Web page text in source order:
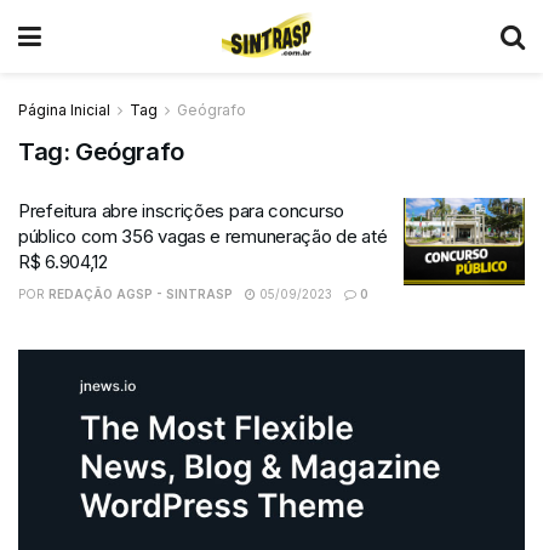
Página Inicial Tag Geógrafo
Tag: Geógrafo
Prefeitura abre inscrições para concurso
público com 356 vagas e remuneração de até
R$ 6.904,12
POR REDAÇÃO AGSP - SINTRASP 05/09/2023 0